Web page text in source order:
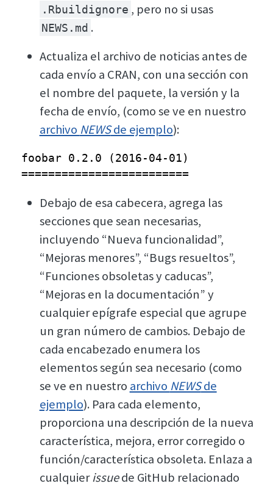
.Rbuildignore , pero no si usas
NEWS.md .
Actualiza el archivo de noticias antes de
cada envío a CRAN, con una sección con
el nombre del paquete, la versión y la
fecha de envío, (como se ve en nuestro
archivo NEWSde ejemplo):
foobar 0.2.0 (2016-04-01)
=========================
Debajo de esa cabecera, agrega las
secciones que sean necesarias,
incluyendo “Nueva funcionalidad”,
“Mejoras menores”, “Bugs resueltos”,
“Funciones obsoletas y caducas”,
“Mejoras en la documentación” y
cualquier epígrafe especial que agrupe
un gran número de cambios. Debajo de
cada encabezado enumera los
elementos según sea necesario (como
se ve en nuestro archivo NEWSde
ejemplo). Para cada elemento,
proporciona una descripción de la nueva
característica, mejora, error corregido o
función/característica obsoleta. Enlaza a
cualquierissuede GitHub relacionado